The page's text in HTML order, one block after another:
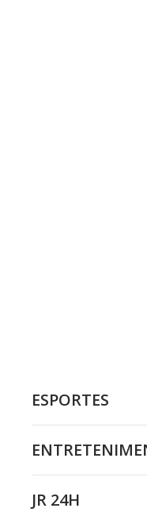
ESPORTES
JR 24H